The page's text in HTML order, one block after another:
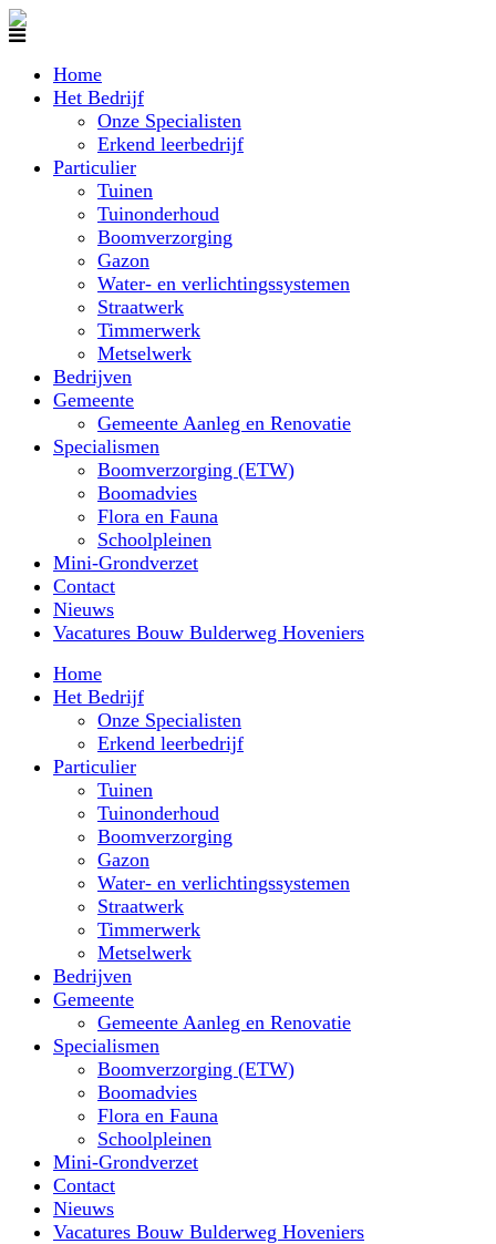
Home
Het Bedrijf
Onze Specialisten
Erkend leerbedrijf
Particulier
Tuinen
Tuinonderhoud
Boomverzorging
Gazon
Water- en verlichtingssystemen
Straatwerk
Timmerwerk
Metselwerk
Bedrijven
Gemeente
Gemeente Aanleg en Renovatie
Specialismen
Boomverzorging (ETW)
Boomadvies
Flora en Fauna
Schoolpleinen
Mini-Grondverzet
Contact
Nieuws
Vacatures Bouw Bulderweg Hoveniers
Home
Het Bedrijf
Onze Specialisten
Erkend leerbedrijf
Particulier
Tuinen
Tuinonderhoud
Boomverzorging
Gazon
Water- en verlichtingssystemen
Straatwerk
Timmerwerk
Metselwerk
Bedrijven
Gemeente
Gemeente Aanleg en Renovatie
Specialismen
Boomverzorging (ETW)
Boomadvies
Flora en Fauna
Schoolpleinen
Mini-Grondverzet
Contact
Nieuws
Vacatures Bouw Bulderweg Hoveniers